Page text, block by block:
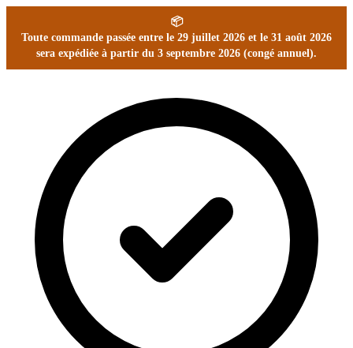
📦
Toute commande passée entre le 29 juillet 2026 et le 31 août 2026
sera expédiée à partir du 3 septembre 2026 (congé annuel).